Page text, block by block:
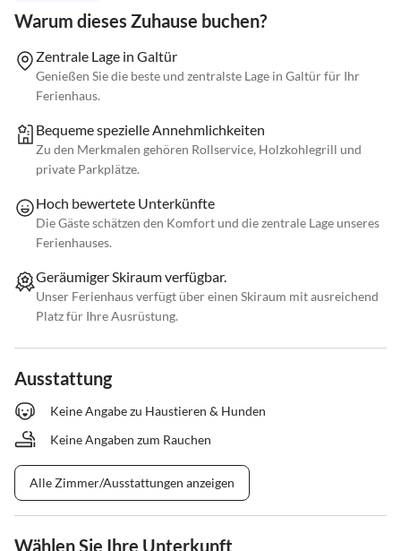
Warum dieses Zuhause buchen?
Zentrale Lage in Galtür
Genießen Sie die beste und zentralste Lage in Galtür für Ihr
Ferienhaus.
Bequeme spezielle Annehmlichkeiten
Zu den Merkmalen gehören Rollservice, Holzkohlegrill und
private Parkplätze.
Hoch bewertete Unterkünfte
Die Gäste schätzen den Komfort und die zentrale Lage unseres
Ferienhauses.
Geräumiger Skiraum verfügbar.
Unser Ferienhaus verfügt über einen Skiraum mit ausreichend
Platz für Ihre Ausrüstung.
Ausstattung
Keine Angabe zu Haustieren & Hunden
Keine Angaben zum Rauchen
Alle Zimmer/Ausstattungen anzeigen
Wählen Sie Ihre Unterkunft